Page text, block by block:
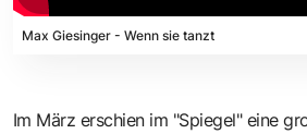
Max Giesinger - Wenn sie tanzt
Im März erschien im "Spiegel" eine